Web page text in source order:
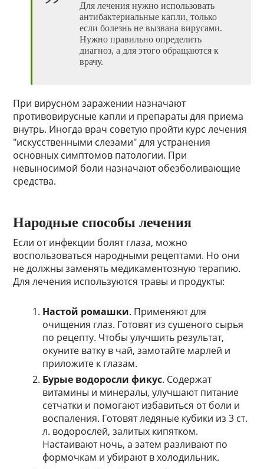
Для лечения нужно использовать
антибактериальные капли, только
если болезнь не вызвана вирусами.
Нужно правильно определить
диагноз, а для этого обращаются к
врачу.
При вирусном заражении назначают
противовирусные капли и препараты для приема
внутрь. Иногда врач советую пройти курс лечения
"искусственными слезами" для устранения
основных симптомов патологии. При
невыносимой боли назначают обезболивающие
средства.
Народные способы лечения
Если от инфекции болят глаза, можно
воспользоваться народными рецептами. Но они
не должны заменять медикаментозную терапию.
Для лечения используются травы и продукты:
Настой ромашки. Применяют для
очищения глаз. Готовят из сушеного сырья
по рецепту. Чтобы улучшить результат,
окуните ватку в чай, замотайте марлей и
приложите к глазам.
Бурые водоросли фикус. Содержат
витамины и минералы, улучшают питание
сетчатки и помогают избавиться от боли и
воспаления. Готовят ледяные кубики из 3 ст.
л. водорослей, залитых кипятком.
Настаивают ночь, а затем разливают по
формочкам и убирают в холодильник.